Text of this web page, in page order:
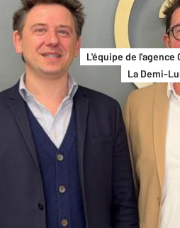
L'équipe de l'agence
La Demi-
Bienvenue à l'agence Century 21 La Demi-
Lune !